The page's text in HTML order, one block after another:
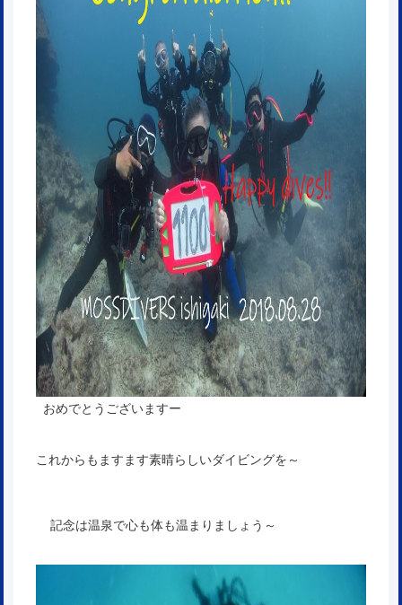
おめでとうございますー
これからもますます素晴らしいダイビングを～
記念は温泉で心も体も温まりましょう～